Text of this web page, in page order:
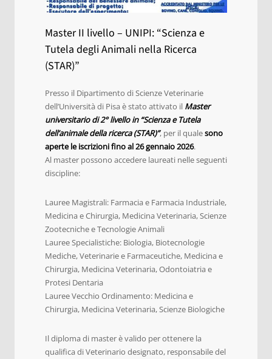
Master II livello – UNIPI: “Scienza e
Tutela degli Animali nella Ricerca
(STAR)”
Presso il Dipartimento di Scienze Veterinarie
dell’Università di Pisa è stato attivato il Master
universitario di 2° livello in “Scienza e Tutela
dell’animale della ricerca (STAR)”, per il qualesono
aperte le iscrizioni fino al 26 gennaio 2026.
Al master possono accedere laureati nelle seguenti
discipline:
Lauree Magistrali: Farmacia e Farmacia Industriale,
Medicina e Chirurgia, Medicina Veterinaria, Scienze
Zootecniche e Tecnologie Animali
Lauree Specialistiche: Biologia, Biotecnologie
Mediche, Veterinarie e Farmaceutiche, Medicina e
Chirurgia, Medicina Veterinaria, Odontoiatria e
Protesi Dentaria
Lauree Vecchio Ordinamento: Medicina e
Chirurgia, Medicina Veterinaria, Scienze Biologiche
Il diploma di master è valido per ottenere la
qualifica di Veterinario designato, responsabile del